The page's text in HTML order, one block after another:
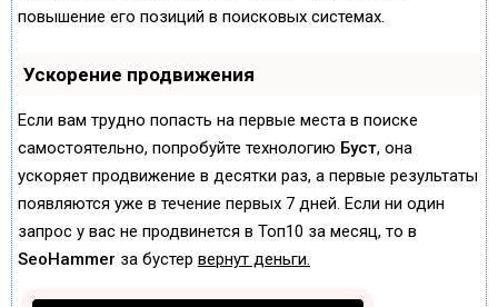
повышение его позиций в поисковых системах.
Ускорение продвижения
Если вам трудно попасть на первые места в поиске
самостоятельно, попробуйте технологию Буст, она
ускоряет продвижение в десятки раз, а первые результаты
появляются уже в течение первых 7 дней. Если ни один
запрос у вас не продвинется в Топ10 за месяц, то в
SeoHammer за бустер вернут деньги.